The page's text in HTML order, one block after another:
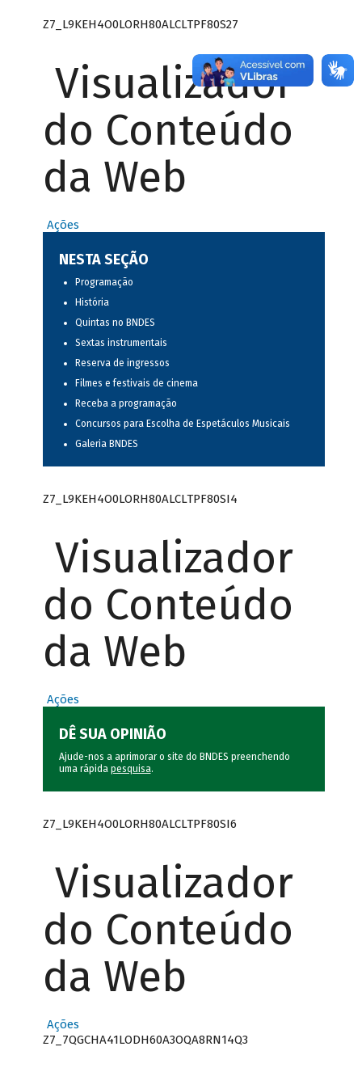
Z7_L9KEH4O0LORH80ALCLTPF80S27
Visualizador
do Conteúdo
da Web
Ações
NESTA SEÇÃO
Programação
História
Quintas no BNDES
Sextas instrumentais
Reserva de ingressos
Filmes e festivais de cinema
Receba a programação
Concursos para Escolha de Espetáculos Musicais
Galeria BNDES
Z7_L9KEH4O0LORH80ALCLTPF80SI4
Visualizador
do Conteúdo
da Web
Ações
DÊ SUA OPINIÃO
Ajude-nos a aprimorar o site do BNDES preenchendo
uma rápida pesquisa.
Z7_L9KEH4O0LORH80ALCLTPF80SI6
Visualizador
do Conteúdo
da Web
Ações
Z7_7QGCHA41LODH60A3OQA8RN14Q3